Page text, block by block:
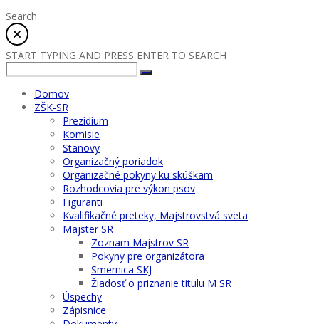
Search
START TYPING AND PRESS ENTER TO SEARCH
Domov
ZŠK-SR
Prezídium
Komisie
Stanovy
Organizačný poriadok
Organizačné pokyny ku skúškam
Rozhodcovia pre výkon psov
Figuranti
Kvalifikačné preteky, Majstrovstvá sveta
Majster SR
Zoznam Majstrov SR
Pokyny pre organizátora
Smernica SKJ
Žiadosť o priznanie titulu M SR
Úspechy
Zápisnice